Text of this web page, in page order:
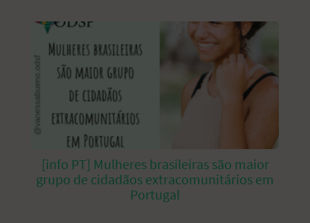
[info PT] Mulheres brasileiras são maior
grupo de cidadãos extracomunitários em
Portugal